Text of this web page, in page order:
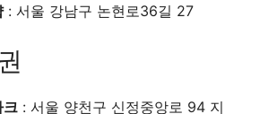
: 서울 강남구 논현로36길 27
크 : 서울 양천구 신정중앙로 94 지